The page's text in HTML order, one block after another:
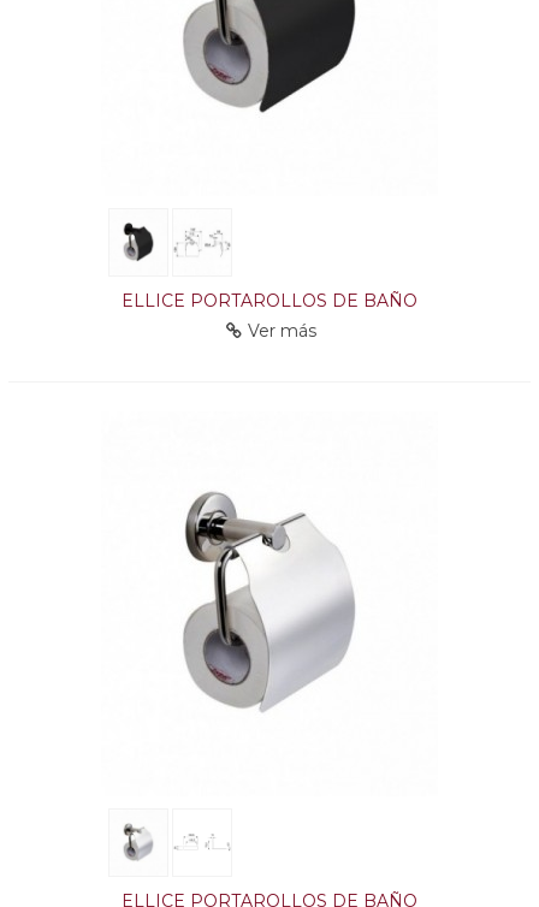
ELLICE PORTAROLLOS DE BAÑO
Ver más
ELLICE PORTAROLLOS DE BAÑO